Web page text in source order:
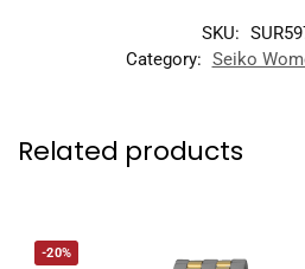
SKU:
Category: Seiko
Related products
-20%